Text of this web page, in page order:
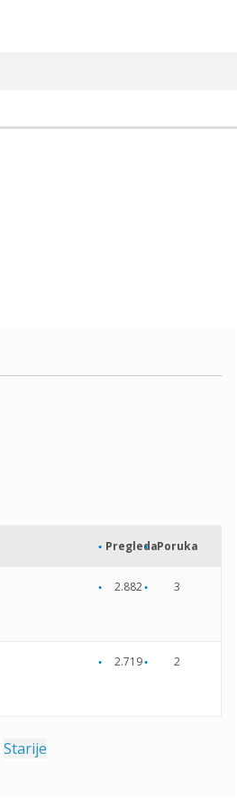
PregledaPoruka
2.882 3
2.719 2
Starije